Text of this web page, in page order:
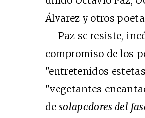
Álvarez y otros
Paz se resiste,
compromiso de los
"entretenidos
"vegetantes
desolapadores del